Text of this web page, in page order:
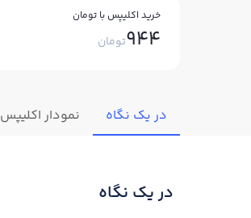
خرید اکلیپس با تومان
944تومان
در یک نگاه نمودار اکلیپس
در یک نگاه